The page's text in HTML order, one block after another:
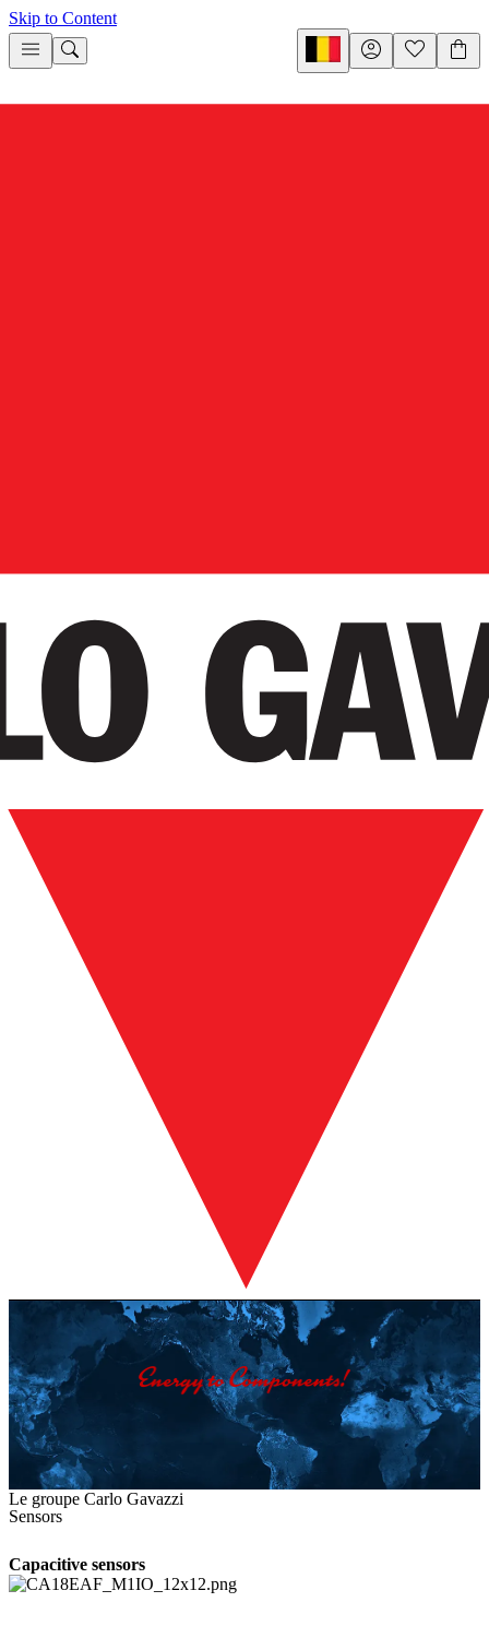
Skip to Content
Le groupe Carlo Gavazzi
Sensors
Capacitive sensors